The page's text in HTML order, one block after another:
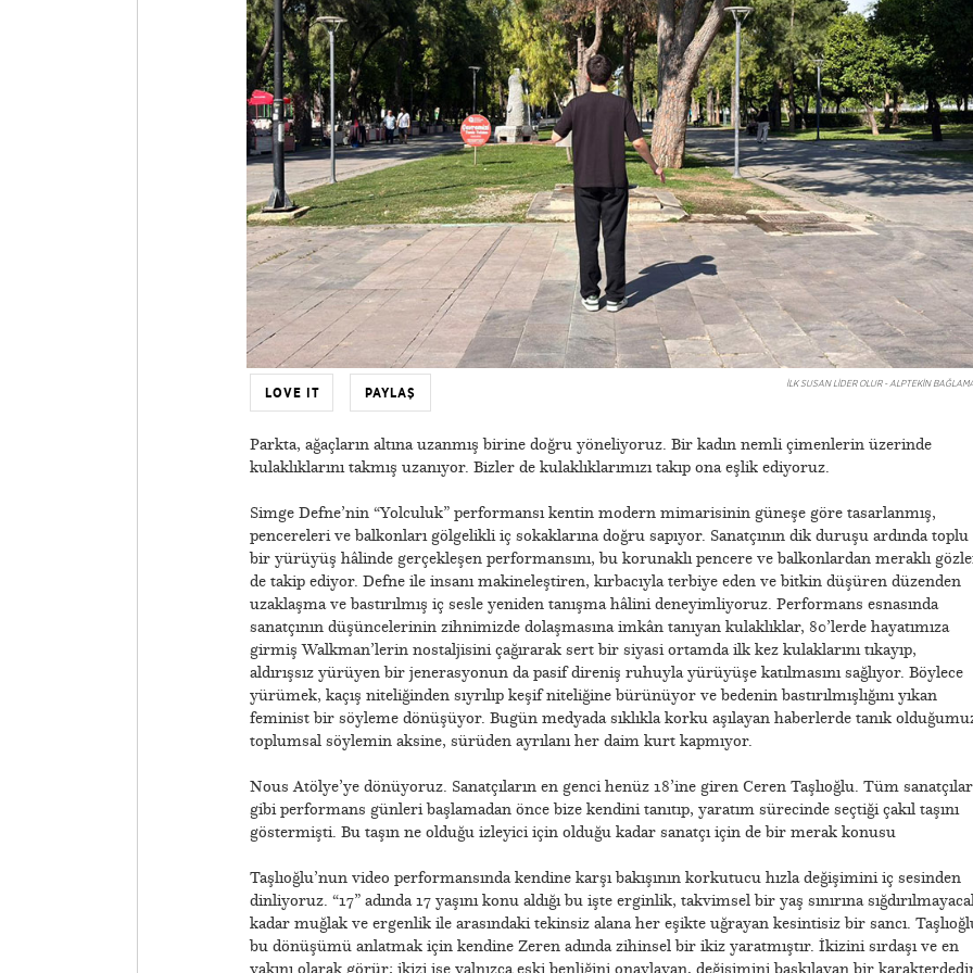
LOVE IT PAYLAŞ
İLK SUSAN LİDER OLUR - ALPTEKİN
Parkta, ağaçların altına uzanmış birine doğru yöneliyoruz. Bir kadın nemli çimenlerin üzerinde
kulaklıklarını takmış uzanıyor. Bizler de kulaklıklarımızı takıp ona eşlik ediyoruz.
Simge Defne’nin “Yolculuk” performansı kentin modern mimarisinin güneşe göre tasarlanmış,
pencereleri ve balkonları gölgelikli iç sokaklarına doğru sapıyor. Sanatçının dik duruşu ardında toplu
bir yürüyüş hâlinde gerçekleşen performansını, bu korunaklı pencere ve balkonlardan meraklı
de takip ediyor. Defne ile insanı makineleştiren, kırbacıyla terbiye eden ve bitkin düşüren düzenden
uzaklaşma ve bastırılmış iç sesle yeniden tanışma hâlini deneyimliyoruz. Performans esnasında
sanatçının düşüncelerinin zihnimizde dolaşmasına imkân tanıyan kulaklıklar, 80’lerde hayatımıza
girmiş Walkman’lerin nostaljisini çağırarak sert bir siyasi ortamda ilk kez kulaklarını tıkayıp,
aldırışsız yürüyen bir jenerasyonun da pasif direniş ruhuyla yürüyüşe katılmasını sağlıyor. Böylece
yürümek, kaçış niteliğinden sıyrılıp keşif niteliğine bürünüyor ve bedenin bastırılmışlığını yıkan
feminist bir söyleme dönüşüyor. Bugün medyada sıklıkla korku aşılayan haberlerde tanık
toplumsal söylemin aksine, sürüden ayrılanı her daim kurt kapmıyor.
Nous Atölye’ye dönüyoruz. Sanatçıların en genci henüz 18’ine giren Ceren Taşlıoğlu. Tüm sanatçılar
gibi performans günleri başlamadan önce bize kendini tanıtıp, yaratım sürecinde seçtiği çakıl taşını
göstermişti. Bu taşın ne olduğu izleyici için olduğu kadar sanatçı için de bir merak konusu
Taşlıoğlu’nun video performansında kendine karşı bakışının korkutucu hızla değişimini iç sesinden
dinliyoruz. “17” adında 17 yaşını konu aldığı bu işte erginlik, takvimsel bir yaş sınırına
kadar muğlak ve ergenlik ile arasındaki tekinsiz alana her eşikte uğrayan kesintisiz bir sancı.
bu dönüşümü anlatmak için kendine Zeren adında zihinsel bir ikiz yaratmıştır. İkizini sırdaşı ve en
yakını olarak görür; ikizi ise yalnızca eski benliğini onaylayan, değişimini baskılayan bir